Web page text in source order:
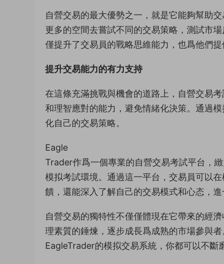
自營交易的最大優勢之一，就是它能夠幫助
更多的空間去嘗試不同的交易策略，測試市
僅提升了交易員的戰略思維能力，也爲他們提
提升交易能力的有力支持
在這條充滿挑戰與機會的道路上，自營交易
和理智應對的能力，避免情緒化決策。通過
化自己的交易策略。
Eagle
Trader作爲一個專業的自營交易考試平台，
模拟考試環境。通過這一平台，交易員可以
饋，還能深入了解自己的交易模式和心态，
自營交易的獨特性不僅僅體現在它帶來的經
理素質的錘煉，逐步成長爲成熟的市場參與
EagleTrader的模拟交易系統，你都可以不斷